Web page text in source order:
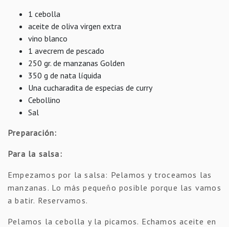
1 cebolla
aceite de oliva virgen extra
vino blanco
1 avecrem de pescado
250 gr. de manzanas Golden
350 g de nata líquida
Una cucharadita de especias de curry
Cebollino
Sal
Preparación:
Para la salsa:
Empezamos por la salsa: Pelamos y troceamos las
manzanas. Lo más pequeño posible porque las vamos
a batir. Reservamos.
Pelamos la cebolla y la picamos. Echamos aceite en